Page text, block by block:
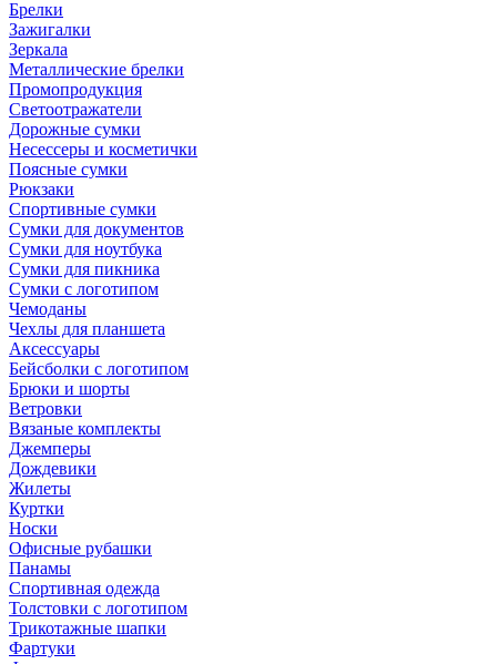
Брелки
Зажигалки
Зеркала
Металлические брелки
Промопродукция
Светоотражатели
Дорожные сумки
Несессеры и косметички
Поясные сумки
Рюкзаки
Спортивные сумки
Сумки для документов
Сумки для ноутбука
Сумки для пикника
Сумки с логотипом
Чемоданы
Чехлы для планшета
Аксессуары
Бейсболки с логотипом
Брюки и шорты
Ветровки
Вязаные комплекты
Джемперы
Дождевики
Жилеты
Куртки
Носки
Офисные рубашки
Панамы
Спортивная одежда
Толстовки с логотипом
Трикотажные шапки
Фартуки